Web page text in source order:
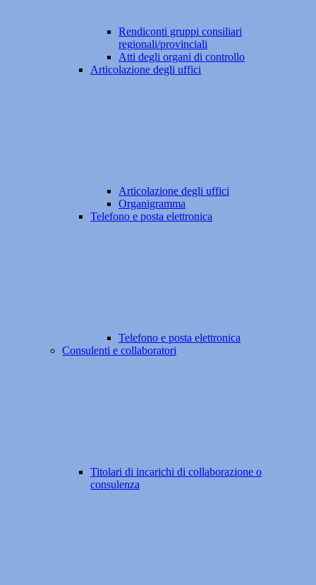
Rendiconti gruppi consiliari
regionali/provinciali
Atti degli organi di controllo
Articolazione degli uffici
Articolazione degli uffici
Organigramma
Telefono e posta elettronica
Telefono e posta elettronica
Consulenti e collaboratori
Titolari di incarichi di collaborazione o
consulenza